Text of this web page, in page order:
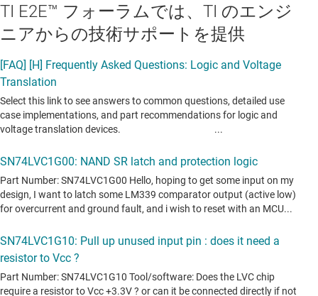
TI E2E™ フォーラムでは、TI のエンジ
ニアからの技術サポートを提供